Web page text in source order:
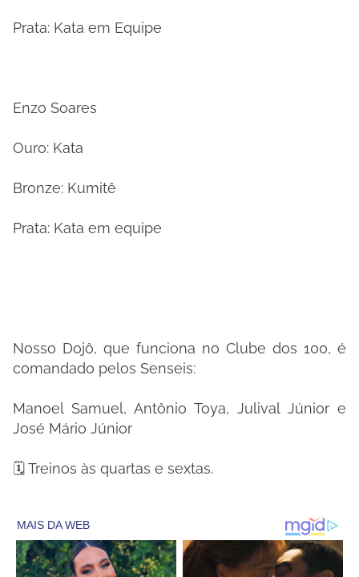
Prata: Kata em Equipe
Enzo Soares
Ouro: Kata
Bronze: Kumitê
Prata: Kata em equipe
Nosso Dojô, que funciona no Clube dos 100, é
comandado pelos Senseis:
Manoel Samuel, Antônio Toya, Julival Júnior e
José Mário Júnior
🗓️ Treinos às quartas e sextas.